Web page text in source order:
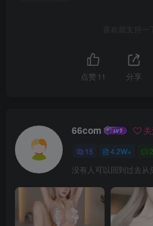
喜欢就支持一
点赞 11 分享
66com
15 4.2W+ 2